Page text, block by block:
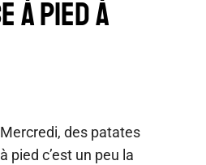
À PIED À
des patates
pied c’est un peu la